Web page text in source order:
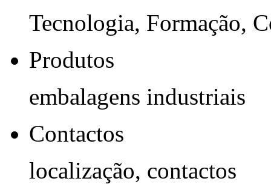
Tecnologia, Formação,
Produtos
embalagens industriais
Contactos
localização, contactos